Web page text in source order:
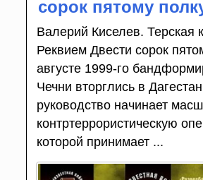
сорок пятому
Валерий Киселев. Терская
Реквием Двести сорок
августе 1999-го
Чечни вторглись в
руководство начинает
контртеррористическую
которой принимает ...